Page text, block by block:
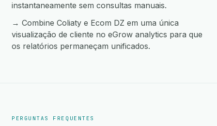
instantaneamente sem consultas manuais.
→ Combine Coliaty e Ecom DZ em uma única
visualização de cliente no eGrow analytics para que
os relatórios permaneçam unificados.
PERGUNTAS FREQUENTES